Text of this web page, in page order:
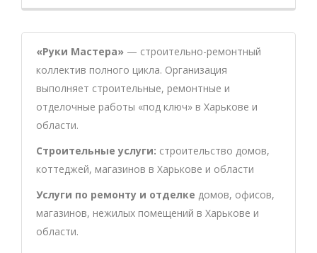
«Руки Мастера» — строительно-ремонтный
коллектив полного цикла. Организация
выполняет строительные, ремонтные и
отделочные работы «под ключ» в Харькове и
области.
Строительные услуги: строительство домов,
коттеджей, магазинов в Харькове и области
Услуги по ремонту и отделке домов, офисов,
магазинов, нежилых помещений в Харькове и
области.